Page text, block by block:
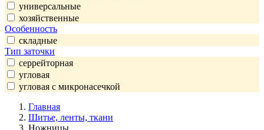
универсальные
хозяйственные
Особенность
складные
Тип заточки
серрейторная
угловая
угловая с микронасечкой
Главная
Шитье, ленты, ткани
Ножницы